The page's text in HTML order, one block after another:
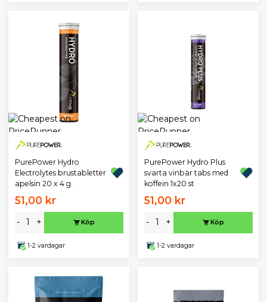
PurePower Hydro
Electrolytes brustabletter
apelsin 20 x 4 g.
51,00 kr
- + Köp
1-2 vardagar
PurePower Hydro Plus
svarta vinbär tabs med
koffein 1x20 st
51,00 kr
- + Köp
1-2 vardagar